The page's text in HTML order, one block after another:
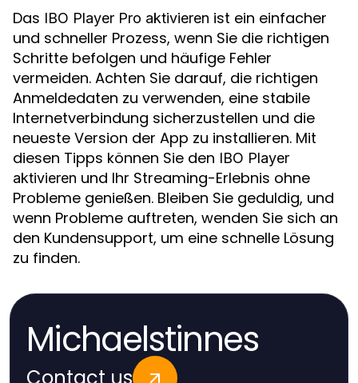
Das IBO Player Pro aktivieren ist ein einfacher
und schneller Prozess, wenn Sie die richtigen
Schritte befolgen und häufige Fehler
vermeiden. Achten Sie darauf, die richtigen
Anmeldedaten zu verwenden, eine stabile
Internetverbindung sicherzustellen und die
neueste Version der App zu installieren. Mit
diesen Tipps können Sie den IBO Player
aktivieren und Ihr Streaming-Erlebnis ohne
Probleme genießen. Bleiben Sie geduldig, und
wenn Probleme auftreten, wenden Sie sich an
den Kundensupport, um eine schnelle Lösung
zu finden.
Michaelstinnes